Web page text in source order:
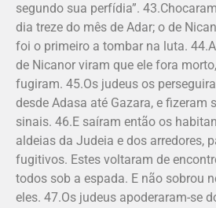
segundo sua perfídia”.
dia treze do mês de Adar; o de
foi o primeiro a tombar na luta.
de Nicanor viram que ele fora
fugiram. 45.Os judeus os
desde Adasa até Gazara, e fizeram
sinais. 46.E saíram então os
aldeias da Judeia e dos arredores,
fugitivos. Estes voltaram de
todos sob a espada. E não sobrou
eles. 47.Os judeus apoderaram-se